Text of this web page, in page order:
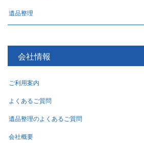
遺品整理
会社情報
ご利用案内
よくあるご質問
遺品整理のよくあるご質問
会社概要